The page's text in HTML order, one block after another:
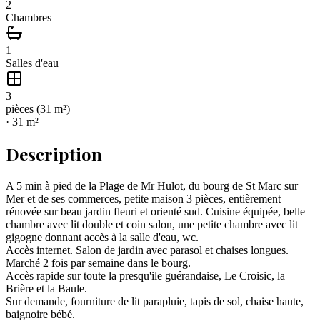
2
Chambres
1
Salles d'eau
3
pièces (31 m²)
· 31 m²
Description
A 5 min à pied de la Plage de Mr Hulot, du bourg de St Marc sur
Mer et de ses commerces, petite maison 3 pièces, entièrement
rénovée sur beau jardin fleuri et orienté sud. Cuisine équipée, belle
chambre avec lit double et coin salon, une petite chambre avec lit
gigogne donnant accès à la salle d'eau, wc.
Accès internet. Salon de jardin avec parasol et chaises longues.
Marché 2 fois par semaine dans le bourg.
Accès rapide sur toute la presqu'ile guérandaise, Le Croisic, la
Brière et la Baule.
Sur demande, fourniture de lit parapluie, tapis de sol, chaise haute,
baignoire bébé.